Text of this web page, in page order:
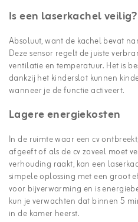
Is een laserkachel veilig?
Absoluut, want de kachel bevat
Deze sensor regelt de juiste
ventilatie en temperatuur. Het is
dankzij het kinderslot kunnen
wanneer je de functie activeert.
Lagere energiekosten
In de ruimte waar een cv
afgeeft of als de cv zoveel moet
verhouding raakt, kan een
simpele oplossing met een groot
voor bijverwarming en is
kun je verwachten dat binnen 5
in de kamer heerst.